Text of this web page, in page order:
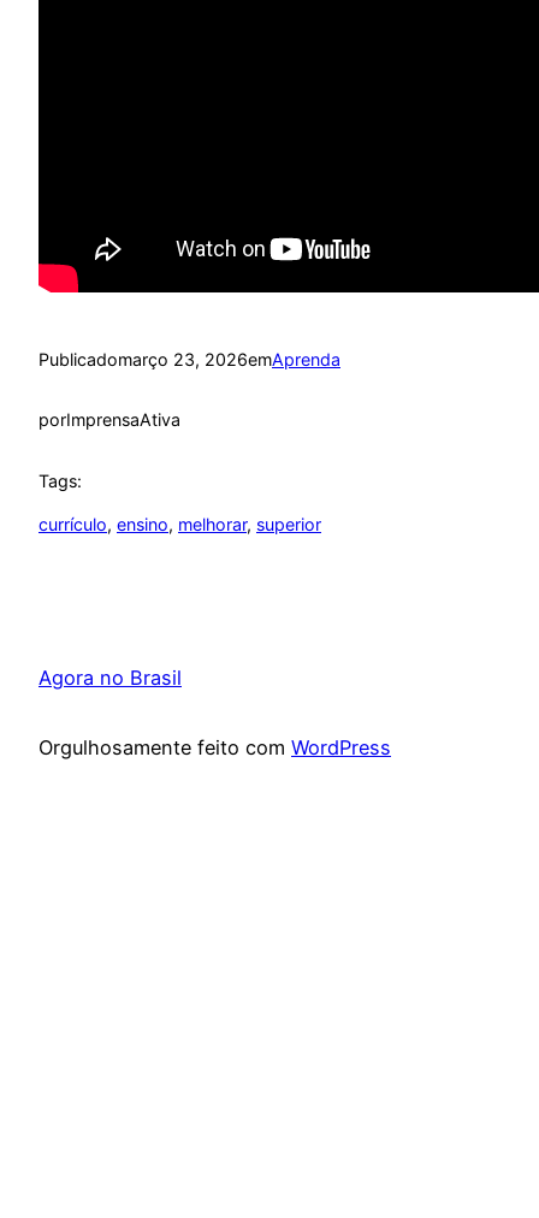
Publicadomarço 23, 2026emAprenda
porImprensaAtiva
Tags:
currículo, ensino, melhorar, superior
Agora no Brasil
Orgulhosamente feito com WordPress